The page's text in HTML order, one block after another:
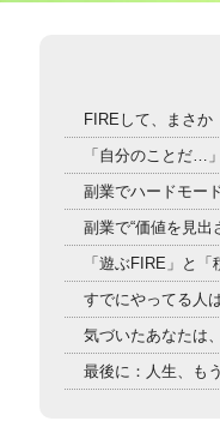
FIREして、まさか
「自分のことだ…
副業でハードモー
副業で“価値を見出
「遊ぶFIRE」と「
すでにやってる人
気づいたあなたは
最後に：人生、も